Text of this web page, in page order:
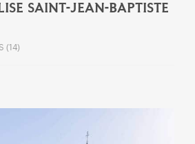
SAINT-JEAN-BAPTISTE
(14)